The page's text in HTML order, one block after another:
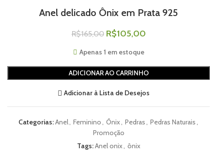
Anel delicado Ônix em Prata 925
R$165,00 R$105,00
Apenas 1 em estoque
ADICIONAR AO CARRINHO
Adicionar à Lista de Desejos
Categorias:Anel Feminino Ônix Pedras Pedras Naturais
Promoção
Tags:Anel onix
ônix